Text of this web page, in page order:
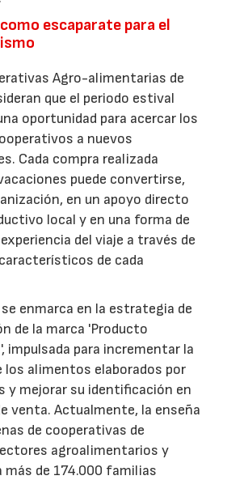
escaparate para el
Agro-alimentarias de
que el periodo estival
oportunidad para acercar los
a nuevos
Cada compra realizada
puede convertirse,
en un apoyo directo
local y en una forma de
del viaje a través de
de cada
enmarca en la estrategia de
de la marca 'Producto
impulsada para incrementar la
los alimentos elaborados por
y mejorar su identificación en
venta. Actualmente, la enseña
de cooperativas de
agroalimentarios y
más de 174.000 familias